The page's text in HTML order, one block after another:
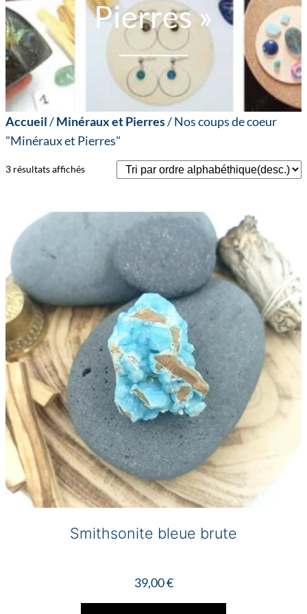
Pierres »
Accueil/Minéraux et Pierres/ Nos coups de coeur
"Minéraux et Pierres"
3 résultats affichés
Smithsonite bleue brute
39,00€
Ce